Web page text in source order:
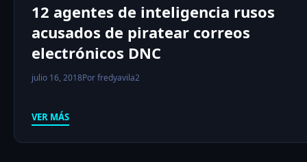
12 agentes de inteligencia rusos
acusados ​​de piratear correos
electrónicos DNC
julio 16, 2018Por fredyavila2
VER MÁS